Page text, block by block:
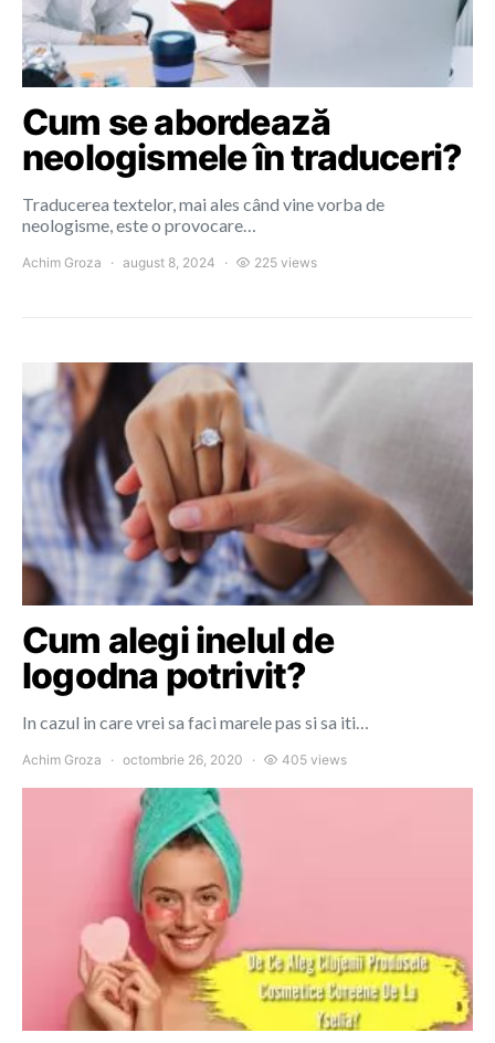
Cum se abordează
neologismele în traduceri?
Traducerea textelor, mai ales când vine vorba de
neologisme, este o provocare…
Achim Groza august 8, 2024 225 views
Cum alegi inelul de
logodna potrivit?
In cazul in care vrei sa faci marele pas si sa iti…
Achim Groza octombrie 26, 2020 405 views